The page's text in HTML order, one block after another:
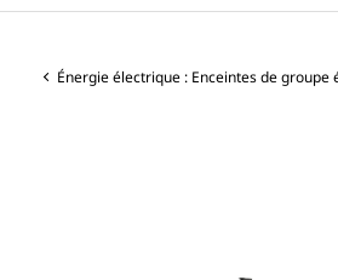
Énergie électrique : Enceintes de groupe